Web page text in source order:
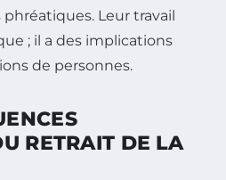
Leur travail
; il a des implications
de personnes.
RETRAIT DE LA